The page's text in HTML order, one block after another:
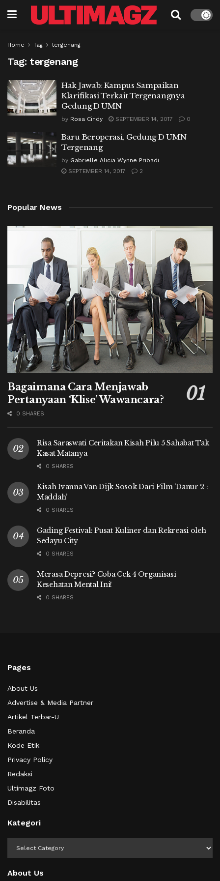
Home Tag tergenang
Tag: tergenang
Hak Jawab: Kampus Sampaikan
Klarifikasi Terkait Tergenangnya
Gedung D UMN
by Rosa Cindy SEPTEMBER 14, 2017 0
Baru Beroperasi, Gedung D UMN
Tergenang
by Gabrielle Alicia Wynne Pribadi
SEPTEMBER 14, 2017
2
Popular News
Bagaimana Cara Menjawab
Pertanyaan ‘Klise’ Wawancara?
0 SHARES
Risa Saraswati Ceritakan Kisah Pilu 5 Sahabat Tak
Kasat Matanya
0 SHARES
Kisah Ivanna Van Dijk Sosok Dari Film ‘Danur 2 :
Maddah’
0 SHARES
Gading Festival: Pusat Kuliner dan Rekreasi oleh
Sedayu City
0 SHARES
Merasa Depresi? Coba Cek 4 Organisasi
Kesehatan Mental Ini!
0 SHARES
Pages
About Us
Advertise & Media Partner
Artikel Terbar-U
Beranda
Kode Etik
Privacy Policy
Redaksi
Ultimagz Foto
Disabilitas
Kategori
About Us